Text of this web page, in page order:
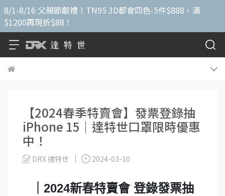
8/1-8/16 父親節獻禮！TN95 3D都會四色-5件$888，滿
$1200再現折$88！
【2024春季特賣會】發票登錄抽
iPhone 15｜達特世口罩限時優惠
中！
DRX 達特世 2024-03-10
｜2024新春特賣會 登錄發票抽